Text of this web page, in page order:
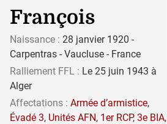
François
Naissance : 28 janvier 1920 -
Carpentras - Vaucluse - France
Ralliement FFL : Le 25 juin 1943 à
Alger
Affectations : Armée d’armistice,
Évadé 3, Unités AFN, 1er RCP, 3e BIA,